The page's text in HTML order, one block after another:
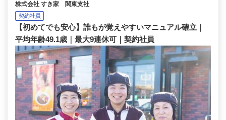
株式会社 すき家 関東支社
契約社員
【初めてでも安心】誰もが覚えやすいマニュアル確立｜
平均年齢49.1歳｜最大9連休可｜契約社員